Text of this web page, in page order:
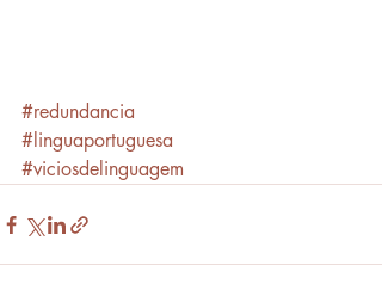
#redundancia
#linguaportuguesa
#viciosdelinguagem